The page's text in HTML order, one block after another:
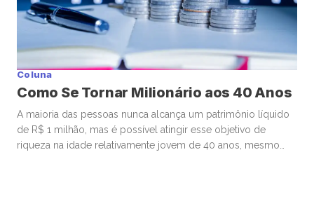
Coluna
Como Se Tornar Milionário aos 40 Anos
A maioria das pessoas nunca alcança um patrimônio líquido
de R$ 1 milhão, mas é possível atingir esse objetivo de
riqueza na idade relativamente jovem de 40 anos, mesmo